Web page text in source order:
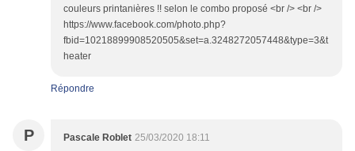
couleurs printanières !! selon le combo proposé <br /> <br />
https://www.facebook.com/photo.php?
fbid=10218899908520505&set=a.3248272057448&type=3&t
heater
Répondre
P Pascale Roblet 25/03/2020 18:11